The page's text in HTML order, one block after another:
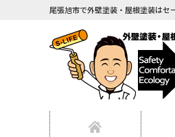
尾張旭市で外壁塗装・屋根塗装はセ